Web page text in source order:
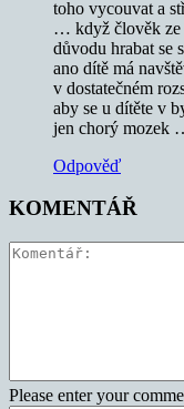
toho vycouvat a
… když člověk ze
důvodu hrabat se
ano dítě má
v dostatečném
aby se u dítěte v
jen chorý mozek
Odpověď
KOMENTÁŘ
Please enter your